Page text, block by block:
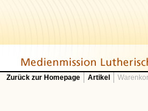
Zurück zur Homepage Artikel